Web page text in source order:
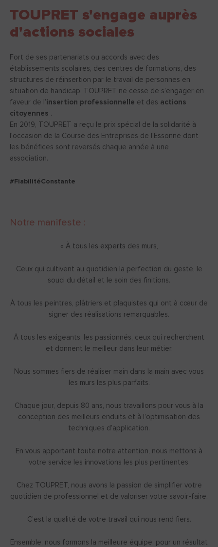
TOUPRET s'engage auprès
d'actions sociales
Fort de ses partenariats ou accords avec des
établissements scolaires, des centres de formations, des
structures de réinsertion par le travail de personnes en
situation de handicap, TOUPRET ne cesse de s’engager en
faveur de l’insertion professionnelle et des actions
citoyennes .
En 2019, TOUPRET a reçu le prix spécial de la solidarité à
l'occasion de la Course des Entreprises de l'Essonne dont
les bénéfices sont reversés chaque année à une
association.
#FiabilitéConstante
Notre manifeste :
« À tous les experts des murs,
Ceux qui cultivent au quotidien la perfection du geste, le
souci du détail et le soin des finitions.
À tous les peintres, plâtriers et plaquistes qui ont à cœur de
signer des réalisations remarquables.
À tous les exigeants, les passionnés, ceux qui recherchent
et donnent le meilleur dans leur métier.
Nous sommes fiers de réaliser main dans la main avec vous
les murs les plus parfaits.
Chaque jour, depuis 80 ans, nous travaillons pour vous à la
conception des meilleurs enduits et à l’optimisation des
techniques d’application.
En vous apportant toute notre attention, nous mettons à
votre service les innovations les plus pertinentes.
Chez TOUPRET, nous avons la passion de simplifier votre
quotidien de professionnel et de valoriser votre savoir-faire.
C’est la qualité de votre travail qui nous rend fiers.
Ensemble, nous formons la meilleure équipe, pour un résultat